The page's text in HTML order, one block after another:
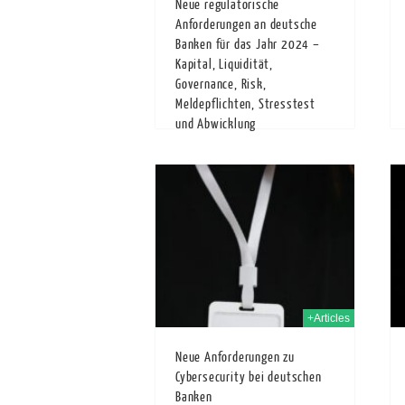
Neue regulatorische
Anforderungen an deutsche
Banken für das Jahr 2024 –
Kapital, Liquidität,
Governance, Risk,
Meldepflichten, Stresstest
und Abwicklung
regulatorischen Anforderungen
an deutsche Banken für 2024
Deutsche Banken stehen vor
neuen regulatorischen
Anforderungen, die im Jahr
2024 in Kraft treten[1]. Die
neuen Vorschriften werden
+Articles
Neue Anforderungen zu
Cybersecurity bei deutschen
Banken